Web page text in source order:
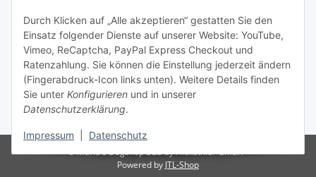
Durch Klicken auf „Alle akzeptieren“ gestatten Sie den
Einsatz folgender Dienste auf unserer Website: YouTube,
Vimeo, ReCaptcha, PayPal Express Checkout und
Ratenzahlung. Sie können die Einstellung jederzeit ändern
(Fingerabdruck-Icon links unten). Weitere Details finden
Sie unter Konfigurieren und in unserer
Datenschutzerklärung.
Impressum Datenschutz
Informationen
Gesetzliche Informationen
* Alle Preise zzgl. gesetzlicher USt.
© Mario's Dogshop B2B by Hickethier GmbH
Powered by JTL-Shop